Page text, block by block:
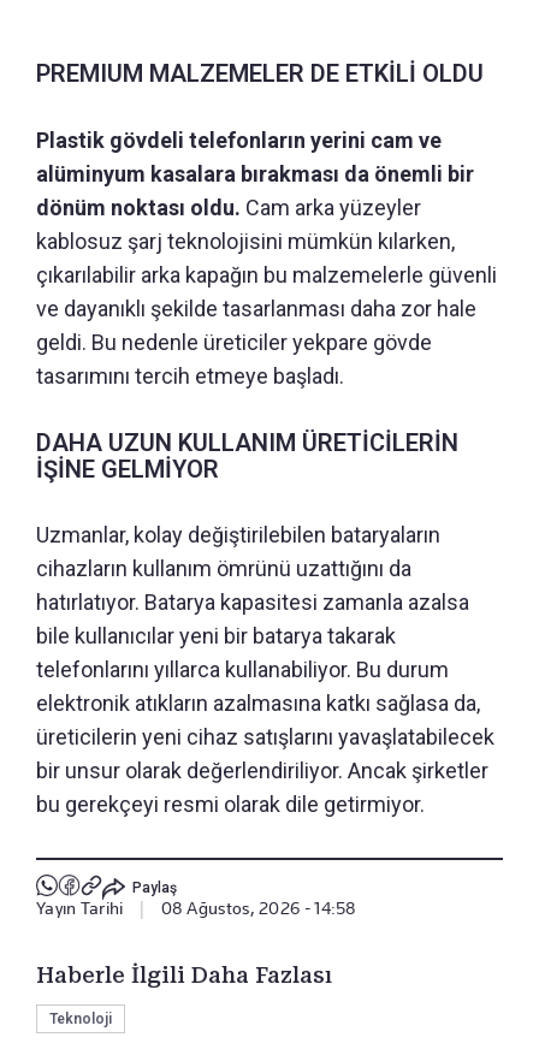
PREMIUM MALZEMELER DE ETKİLİ OLDU
Plastik gövdeli telefonların yerini cam ve
alüminyum kasalara bırakması da önemli bir
dönüm noktası oldu. Cam arka yüzeyler
kablosuz şarj teknolojisini mümkün kılarken,
çıkarılabilir arka kapağın bu malzemelerle güvenli
ve dayanıklı şekilde tasarlanması daha zor hale
geldi. Bu nedenle üreticiler yekpare gövde
tasarımını tercih etmeye başladı.
DAHA UZUN KULLANIM ÜRETİCİLERİN
İŞİNE GELMİYOR
Uzmanlar, kolay değiştirilebilen bataryaların
cihazların kullanım ömrünü uzattığını da
hatırlatıyor. Batarya kapasitesi zamanla azalsa
bile kullanıcılar yeni bir batarya takarak
telefonlarını yıllarca kullanabiliyor. Bu durum
elektronik atıkların azalmasına katkı sağlasa da,
üreticilerin yeni cihaz satışlarını yavaşlatabilecek
bir unsur olarak değerlendiriliyor. Ancak şirketler
bu gerekçeyi resmi olarak dile getirmiyor.
Paylaş
Yayın Tarihi 08 Ağustos, 2026 - 14:58
Haberle İlgili Daha Fazlası
Teknoloji